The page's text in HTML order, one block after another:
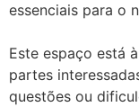
essenciais para o
Este espaço está
partes
questões ou